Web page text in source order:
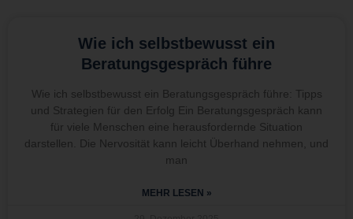
Wie ich selbstbewusst ein
Beratungsgespräch führe
Wie ich selbstbewusst ein Beratungsgespräch führe: Tipps
und Strategien für den Erfolg Ein Beratungsgespräch kann
für viele Menschen eine herausfordernde Situation
darstellen. Die Nervosität kann leicht Überhand nehmen, und
man
MEHR LESEN »